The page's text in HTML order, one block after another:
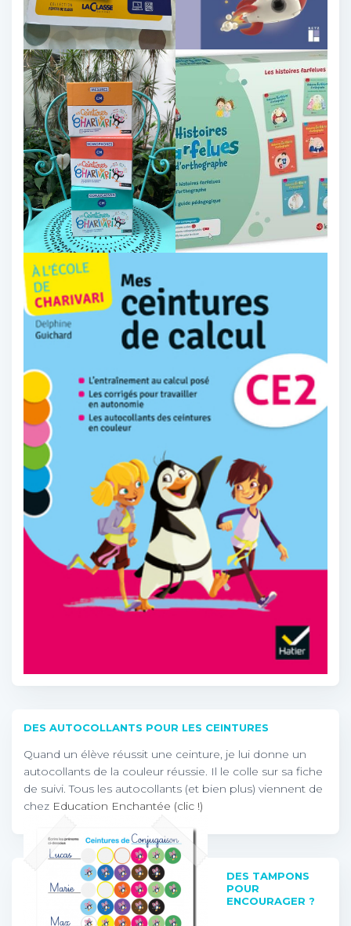
DES AUTOCOLLANTS POUR LES CEINTURES
Quand un élève réussit une ceinture, je lui donne un
autocollants de la couleur réussie. Il le colle sur sa fiche
de suivi. Tous les autocollants (et bien plus) viennent de
chez Education Enchantée (clic !)
DES TAMPONS
POUR
ENCOURAGER ?